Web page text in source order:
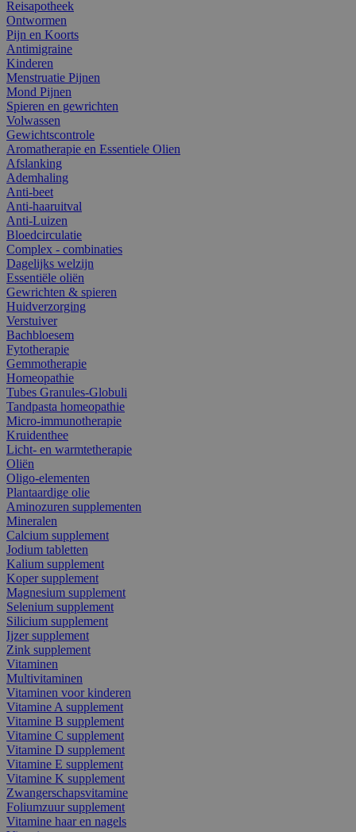
Reisapotheek
Ontwormen
Pijn en Koorts
Antimigraine
Kinderen
Menstruatie Pijnen
Mond Pijnen
Spieren en gewrichten
Volwassen
Gewichtscontrole
Aromatherapie en Essentiele Olien
Afslanking
Ademhaling
Anti-beet
Anti-haaruitval
Anti-Luizen
Bloedcirculatie
Complex - combinaties
Dagelijks welzijn
Essentiële oliën
Gewrichten & spieren
Huidverzorging
Verstuiver
Bachbloesem
Fytotherapie
Gemmotherapie
Homeopathie
Tubes Granules-Globuli
Tandpasta homeopathie
Micro-immunotherapie
Kruidenthee
Licht- en warmtetherapie
Oliën
Oligo-elementen
Plantaardige olie
Aminozuren supplementen
Mineralen
Calcium supplement
Jodium tabletten
Kalium supplement
Koper supplement
Magnesium supplement
Selenium supplement
Silicium supplement
Ijzer supplement
Zink supplement
Vitaminen
Multivitaminen
Vitaminen voor kinderen
Vitamine A supplement
Vitamine B supplement
Vitamine C supplement
Vitamine D supplement
Vitamine E supplement
Vitamine K supplement
Zwangerschapsvitamine
Foliumzuur supplement
Vitamine haar en nagels